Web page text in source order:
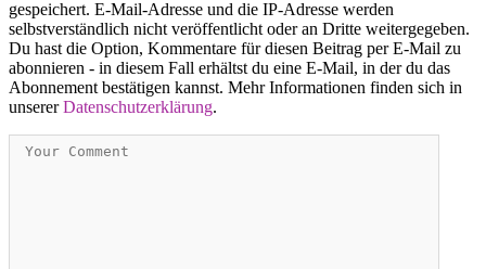
gespeichert. E-Mail-Adresse und die IP-Adresse werden
selbstverständlich nicht veröffentlicht oder an Dritte weitergegeben.
Du hast die Option, Kommentare für diesen Beitrag per E-Mail zu
abonnieren - in diesem Fall erhältst du eine E-Mail, in der du das
Abonnement bestätigen kannst. Mehr Informationen finden sich in
unsererDatenschutzerklärung.